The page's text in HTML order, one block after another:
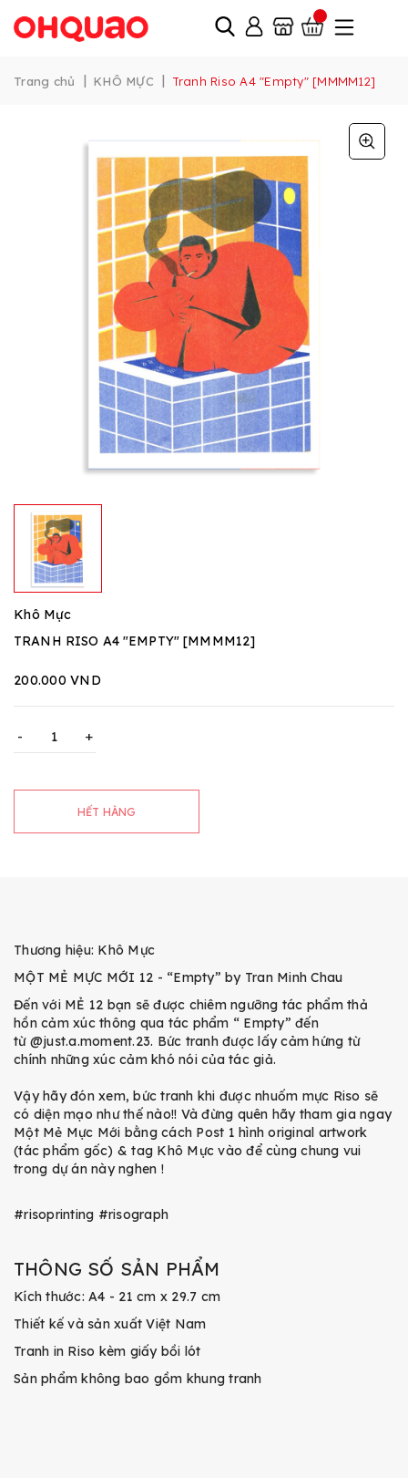
Trang chủ | KHÔ MỰC | Tranh Riso A4 "Empty" [MMMM12]
Khô Mực
TRANH RISO A4 "EMPTY" [MMMM12]
200.000 VND
- +
HẾT HÀNG
Thương hiệu: Khô Mực
MỘT MẺ MỰC MỚI 12 - “Empty” by Tran Minh Chau
Đến với MẺ 12 bạn sẽ được chiêm ngưỡng tác phẩm thả
hồn cảm xúc thông qua tác phẩm “ Empty” đến
từ @just.a.moment.23. Bức tranh được lấy cảm hứng từ
chính những xúc cảm khó nói của tác giả.
Vậy hãy đón xem, bức tranh khi được nhuốm mực Riso sẽ
có diện mạo như thế nào!! Và đừng quên hãy tham gia ngay
Một Mẻ Mực Mới bằng cách Post 1 hình original artwork
(tác phẩm gốc) & tag Khô Mực vào để cùng chung vui
trong dự án này nghen !
#risoprinting #risograph
THÔNG SỐ SẢN PHẨM
Kích thước: A4 - 21 cm x 29.7 cm
Thiết kế và sản xuất Việt Nam
Tranh in Riso kèm giấy bồi lót
Sản phẩm không bao gồm khung tranh